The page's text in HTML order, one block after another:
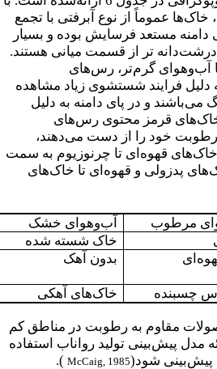
عموماً از نوع آبرفتی با تجمع
دامنه مستعد فرسایش بوده و بسیار
تر از قسمت میانی هستند.
آب‌وهوای گرم‌تر، رس‌های
دلیل فرایند شستشوی زیاد مشاهده
و در پای دامنه به دلیل
خاک‌های قرمز محتوی رس‌های
رطوبت خود را از دست می‌دهند،
قهوه‌ای تا چرنوزیوم به سمت
پدزولی و قهوه‌ای تا خاک‌های
مرطوب
آب‌وهوای خشک
خاک شسته شده
بدون آهک
چسبنده خاک‌های آهکی
مقاوم به رطوبت در مناطق کم
پیش‌بینی تولید رواناب استفاده
پیش‌بینی شود(McCaig, 1985
).